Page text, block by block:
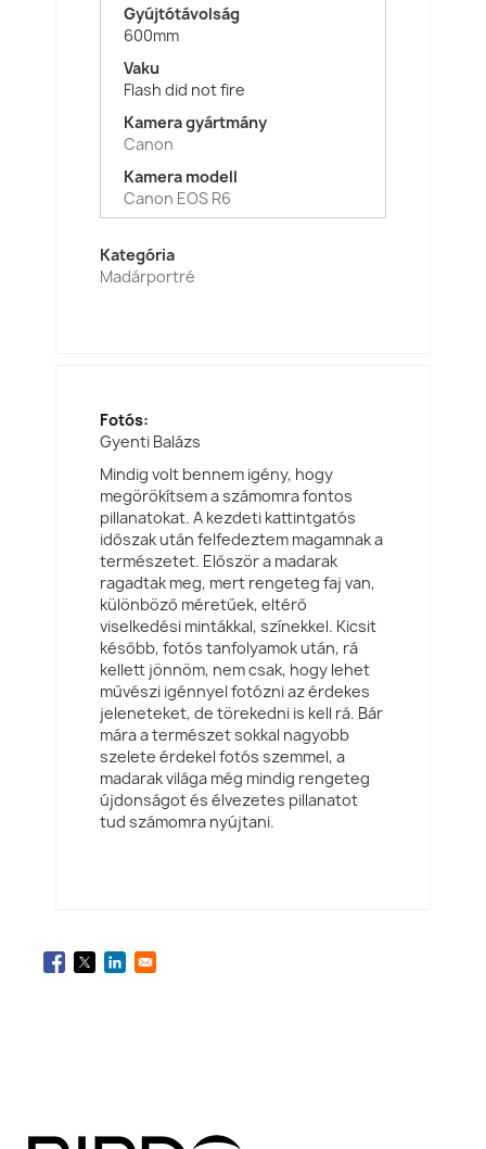
Gyújtótávolság
600mm
Vaku
Flash did not fire
Kamera gyártmány
Canon
Kamera modell
Canon EOS R6
Kategória
Madárportré
Fotós:
Gyenti Balázs
Mindig volt bennem igény, hogy
megörökítsem a számomra fontos
pillanatokat. A kezdeti kattintgatós
időszak után felfedeztem magamnak a
természetet. Először a madarak
ragadtak meg, mert rengeteg faj van,
különböző méretűek, eltérő
viselkedési mintákkal, színekkel. Kicsit
később, fotós tanfolyamok után, rá
kellett jönnöm, nem csak, hogy lehet
művészi igénnyel fotózni az érdekes
jeleneteket, de törekedni is kell rá. Bár
mára a természet sokkal nagyobb
szelete érdekel fotós szemmel, a
madarak világa még mindig rengeteg
újdonságot és élvezetes pillanatot
tud számomra nyújtani.